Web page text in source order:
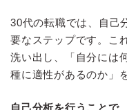
30代の転職では、自己
要なステップです。こ
洗い出し、「自分には
種に適性があるのか」
自己分析を行うことで